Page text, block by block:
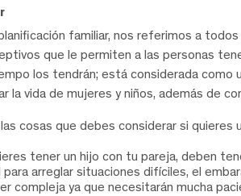
familiar, nos referimos a
que le permiten a las personas
los tendrán; está considerada como
la vida de mujeres y niños, además de
cosas que debes considerar si quieres
tener un hijo con tu pareja, deben
arreglar situaciones difíciles, el
compleja ya que necesitarán mucha